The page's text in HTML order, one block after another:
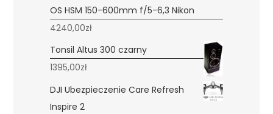
OS HSM 150-600mm f/5-6,3 Nikon
4240,00zł
Tonsil Altus 300 czarny
1395,00zł
DJI Ubezpieczenie Care Refresh
Inspire 2